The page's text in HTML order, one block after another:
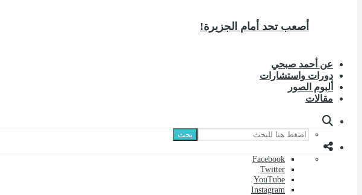
أصعب تحد أمام الجزيرة!
عن أحمد صبحي
دورات واستشارات
ألبوم الصور
مقالات
بحث
Facebook
Twitter
YouTube
Instagram